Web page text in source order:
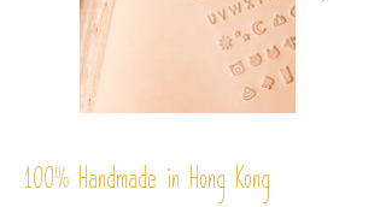
100% Handmade in Hong Kong